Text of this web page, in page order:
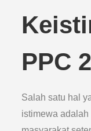
PPC
Salah satu hal
istimewa